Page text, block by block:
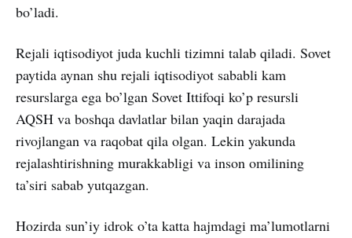
bo’ladi.
Rejali iqtisodiyot juda kuchli tizimni talab qiladi. Sovet
paytida aynan shu rejali iqtisodiyot sababli kam
resurslarga ega bo’lgan Sovet Ittifoqi ko’p resursli
AQSH va boshqa davlatlar bilan yaqin darajada
rivojlangan va raqobat qila olgan. Lekin yakunda
rejalashtirishning murakkabligi va inson omilining
ta’siri sabab yutqazgan.
Hozirda sun’iy idrok o’ta katta hajmdagi ma’lumotlarni